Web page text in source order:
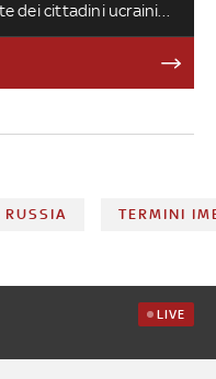
dei cittadini ucraini
e conoscenti
il governo, le Regioni
RUSSIA TERMINI
LIVE